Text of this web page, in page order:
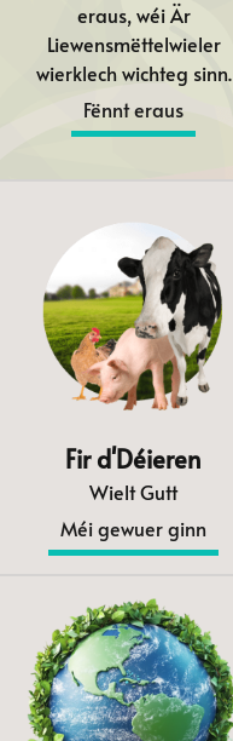
eraus, wéi Är
Liewensmëttelwieler
wierklech wichteg sinn.
Fënnt eraus
Fir d'Déieren
Wielt Gutt
Méi gewuer ginn